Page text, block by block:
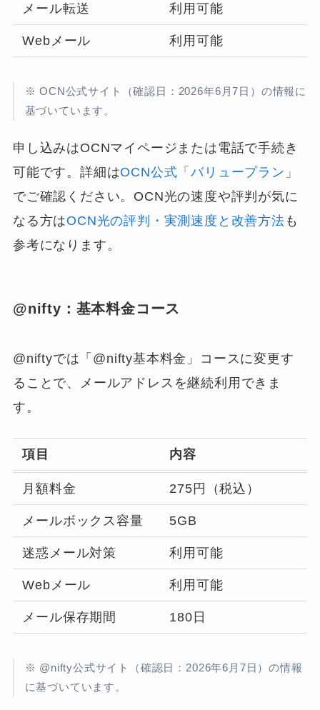
メール転送 利用可能
Webメール 利用可能
※ OCN公式サイト（確認日：2026年6月7日）の情報に
基づいています。
申し込みはOCNマイページまたは電話で手続き
可能です。詳細はOCN公式「バリュープラン」
でご確認ください。OCN光の速度や評判が気に
なる方はOCN光の評判・実測速度と改善方法 も
参考になります。
@nifty：基本料金コース
@niftyでは「@nifty基本料金」コースに変更す
ることで、メールアドレスを継続利用できま
す。
項目 内容
月額料金 275円（税込）
メールボックス容量 5GB
迷惑メール対策 利用可能
Webメール 利用可能
メール保存期間 180日
※ @nifty公式サイト（確認日：2026年6月7日）の情報
に基づいています。